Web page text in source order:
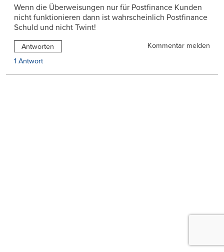
Wenn die Überweisungen nur für Postfinance Kunden
nicht funktionieren dann ist wahrscheinlich Postfinance
Schuld und nicht Twint!
Antworten
Kommentar melden
1 Antwort